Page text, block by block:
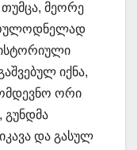
მეორე
იქნა,
ორი
გუნდმა
და გასულ